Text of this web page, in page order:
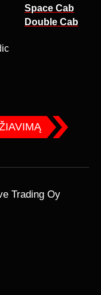
Space Cab
Double Cab
Trading Oy